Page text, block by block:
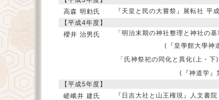
高森 明勅氏
『天皇と民の大嘗祭』展転社 平
【平成4年度】
櫻井 治男氏
「明治末期の神社整理と神社の
(『皇學館大學神
「氏神祭祀の同化と異化(上・下
(『神道学
【平成5年度】
嵯峨井 建氏
『日吉大社と山王権現』人文書